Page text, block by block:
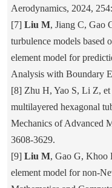
Aerodynamics, 2024,
[7] Liu M, Jiang C, Gao
turbulence models based
element model for
Analysis with Boundary
[8] Zhu H, Yao S, Li Z, et
multilayered hexagonal
Mechanics of Advanced
3608-3629.
[9] Liu M, Gao G, Khoo
element model for non-